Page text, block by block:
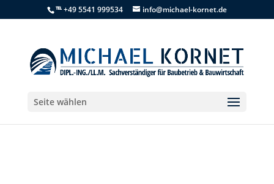
℡ +49 5541 999534 info@michael-kornet.de
Seite wählen